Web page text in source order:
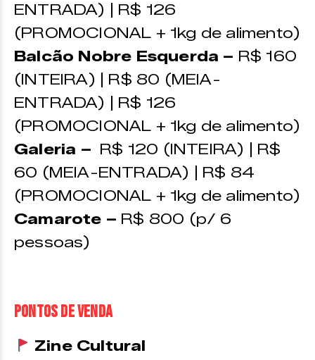
ENTRADA) | R$ 126
(PROMOCIONAL + 1kg de alimento)
Balcão Nobre Esquerda – R$ 160
(INTEIRA) | R$ 80 (MEIA-
ENTRADA) | R$ 126
(PROMOCIONAL + 1kg de alimento)
Galeria – R$ 120 (INTEIRA) | R$
60 (MEIA-ENTRADA) | R$ 84
(PROMOCIONAL + 1kg de alimento)
Camarote – R$ 800 (p/ 6
pessoas)
PONTOS DE VENDA
Zine Cultural